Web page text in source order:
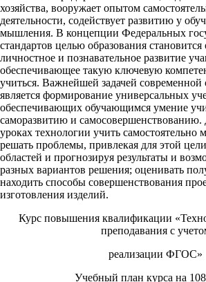
хозяйства, вооружает опытом
деятельности, содействует развитию у
мышления. В концепции Федеральных
стандартов целью образования
личностное и познавательное развитие
обеспечивающее такую ключевую
учиться. Важнейшей задачей современной
является формирование универсальных
обеспечивающих обучающимся умение
саморазвитию и самосовершенствованию.
уроках технологии учить самостоятельно
решать проблемы, привлекая для этой
областей и прогнозируя результаты и
разных вариантов решения; оценивать
находить способы совершенствования
изготовления изделий.
Курс повышения квалификации
преподавания с
реализации ФГОС»
Учебный план курса на 108